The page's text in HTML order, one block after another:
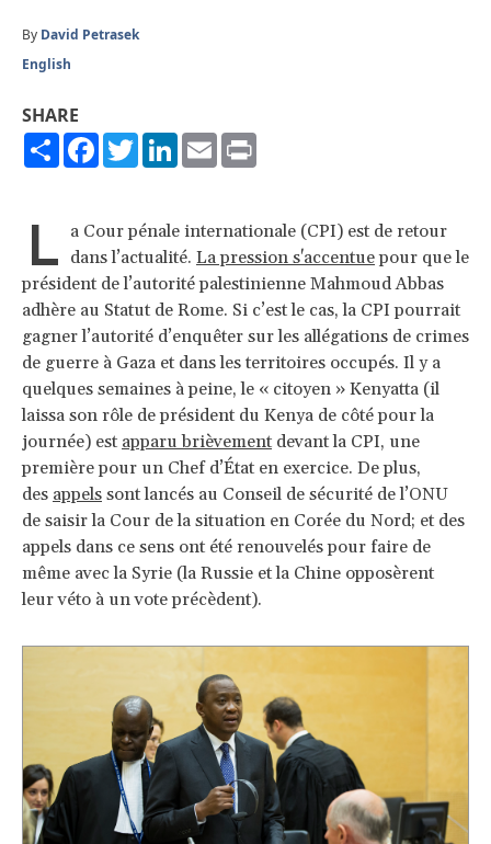
By David Petrasek
English
SHARE
ShareFacebook
TwitterLinkedIn
Email
L a Cour pénale internationale (CPI) est de retour
dans l’actualité. La pression s'accentuepour que le
président de l’autorité palestinienne Mahmoud Abbas
adhère au Statut de Rome. Si c’est le cas, la CPI pourrait
gagner l’autorité d’enquêter sur les allégations de crimes
de guerre à Gaza et dans les territoires occupés. Il y a
quelques semaines à peine, le « citoyen » Kenyatta (il
laissa son rôle de président du Kenya de côté pour la
journée) est apparu brièvement devant la CPI, une
première pour un Chef d’État en exercice. De plus,
des appels sont lancés au Conseil de sécurité de l’ONU
de saisir la Cour de la situation en Corée du Nord; et des
appels dans ce sens ont été renouvelés pour faire de
même avec la Syrie (la Russie et la Chine opposèrent
leur véto à un vote précèdent).